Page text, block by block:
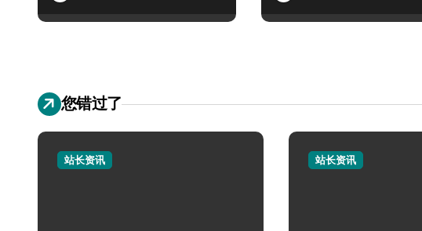
您错过了
站长资讯 站长资讯